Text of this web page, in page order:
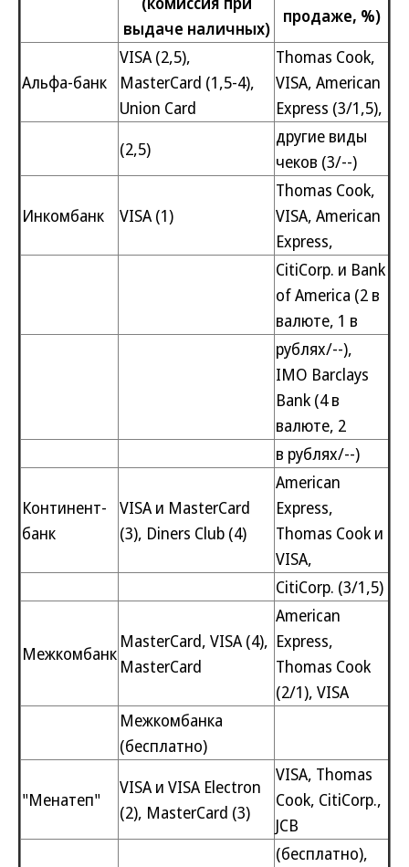
выдаче наличных)
продаже, %)
Альфа-банк
VISA (2,5),
MasterCard (1,5-4),
Union Card
Thomas Cook,
VISA, American
Express (3/1,5),
(2,5)
другие виды
чеков (3/--)
Инкомбанк VISA (1)
Thomas Cook,
VISA, American
Express,
CitiCorp. и Bank
of America (2 в
валюте, 1 в
рублях/--),
IMO Barclays
Bank (4 в
валюте, 2
в рублях/--)
Континент-
банк
VISA и MasterCard
(3), Diners Club (4)
American
Express,
Thomas Cook и
VISA,
CitiCorp. (3/1,5)
Межкомбанк
MasterCard, VISA (4),
MasterCard
American
Express,
Thomas Cook
(2/1), VISA
Межкомбанка
(бесплатно)
"Менатеп"
VISA и VISA Electron
(2), MasterCard (3)
VISA, Thomas
Cook, CitiCorp.,
JCB
(бесплатно),